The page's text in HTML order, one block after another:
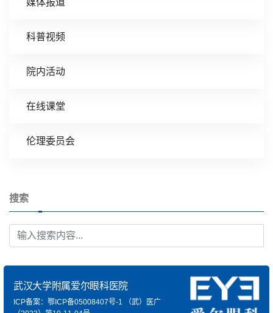
媒体报道
科普视频
院内活动
在线课堂
伦理委员会
搜索
武汉大学附属爱尔眼科医院
ICP备案：鄂ICP备05008407号-1 （武）医广